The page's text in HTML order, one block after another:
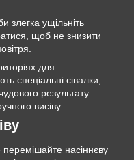
злегка ущільніть
щоб не знизити
для
спеціальні сівалки,
результату
висіву.
насіннєву